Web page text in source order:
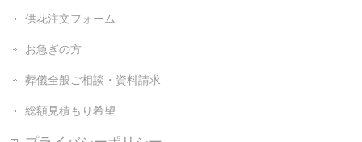
供花注文フォーム
お急ぎの方
葬儀全般ご相談・資料請求
総額見積もり希望